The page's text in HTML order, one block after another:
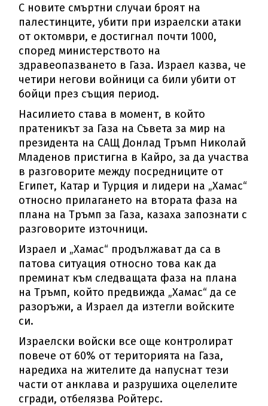
С новите смъртни случаи броят на
палестинците, убити при израелски атаки
от октомври, е достигнал почти 1000,
според министерството на
здравеопазването в Газа. Израел казва, че
четири негови войници са били убити от
бойци през същия период.
Насилието става в момент, в който
пратеникът за Газа на Съвета за мир на
президента на САЩ Донлад Тръмп Николай
Младенов пристигна в Кайро, за да участва
в разговорите между посредниците от
Египет, Катар и Турция и лидери на „Хамас“
относно прилагането на втората фаза на
плана на Тръмп за Газа, казаха запознати с
разговорите източници.
Израел и „Хамас“ продължават да са в
патова ситуация относно това как да
преминат към следващата фаза на плана
на Тръмп, който предвижда „Хамас“ да се
разоръжи, а Израел да изтегли войските
си.
Израелски войски все още контролират
повече от 60% от територията на Газа,
наредиха на жителите да напуснат тези
части от анклава и разрушиха оцелелите
сгради, отбелязва Ройтерс.